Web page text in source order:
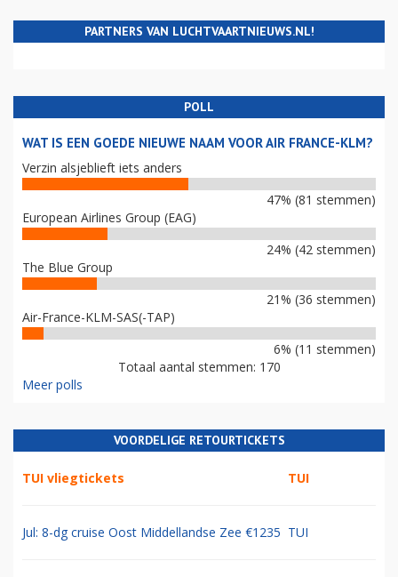
PARTNERS VAN LUCHTVAARTNIEUWS.NL!
POLL
WAT IS EEN GOEDE NIEUWE NAAM VOOR AIR FRANCE-KLM?
Verzin alsjeblieft iets anders
47% (81 stemmen)
European Airlines Group (EAG)
24% (42 stemmen)
The Blue Group
21% (36 stemmen)
Air-France-KLM-SAS(-TAP)
6% (11 stemmen)
Totaal aantal stemmen: 170
Meer polls
VOORDELIGE RETOURTICKETS
TUI vliegtickets TUI
Jul: 8-dg cruise Oost Middellandse Zee €1235 TUI